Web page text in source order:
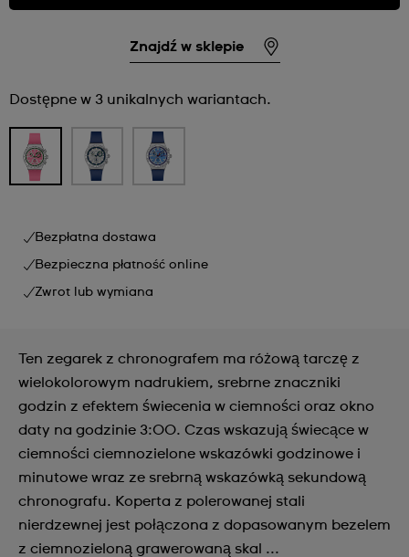
Znajdź w sklepie
Dostępne w 3 unikalnych wariantach.
Bezpłatna dostawa
Bezpieczna płatność online
Zwrot lub wymiana
Ten zegarek z chronografem ma różową tarczę z
wielokolorowym nadrukiem, srebrne znaczniki
godzin z efektem świecenia w ciemności oraz okno
daty na godzinie 3:00. Czas wskazują świecące w
ciemności ciemnozielone wskazówki godzinowe i
minutowe wraz ze srebrną wskazówką sekundową
chronografu. Koperta z polerowanej stali
nierdzewnej jest połączona z dopasowanym bezelem
z ciemnozieloną grawerowaną skal ...